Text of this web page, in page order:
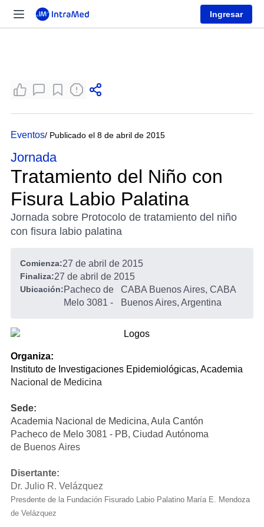
Ingresar
Eventos/ Publicado el 8 de abril de 2015
Jornada
Tratamiento del Niño con
Fisura Labio Palatina
Jornada sobre Protocolo de tratamiento del niño
con fisura labio palatina
Comienza:27 de abril de 2015
Finaliza:27 de abril de 2015
Ubicación:Pacheco de
Melo 3081 -
CABA Buenos Aires, CABA
Buenos Aires, Argentina
Organiza:
Instituto de Investigaciones Epidemiológicas, Academia
Nacional de Medicina
Sede:
Academia Nacional de Medicina, Aula Cantón
Pacheco de Melo 3081 - PB, Ciudad Autónoma
de Buenos Aires
Disertante:
Dr. Julio R. Velázquez
Presdente de la Fundación Fisurado Labio Palatino María E. Mendoza
de Velázquez